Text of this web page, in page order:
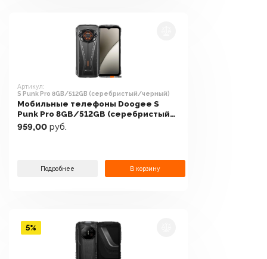
Артикул:
S Punk Pro 8GB/512GB (серебристый/черный)
Мобильные телефоны Doogee S
Punk Pro 8GB/512GB (серебристый/
черный)
959,00 руб.
Подробнее В корзину
5%